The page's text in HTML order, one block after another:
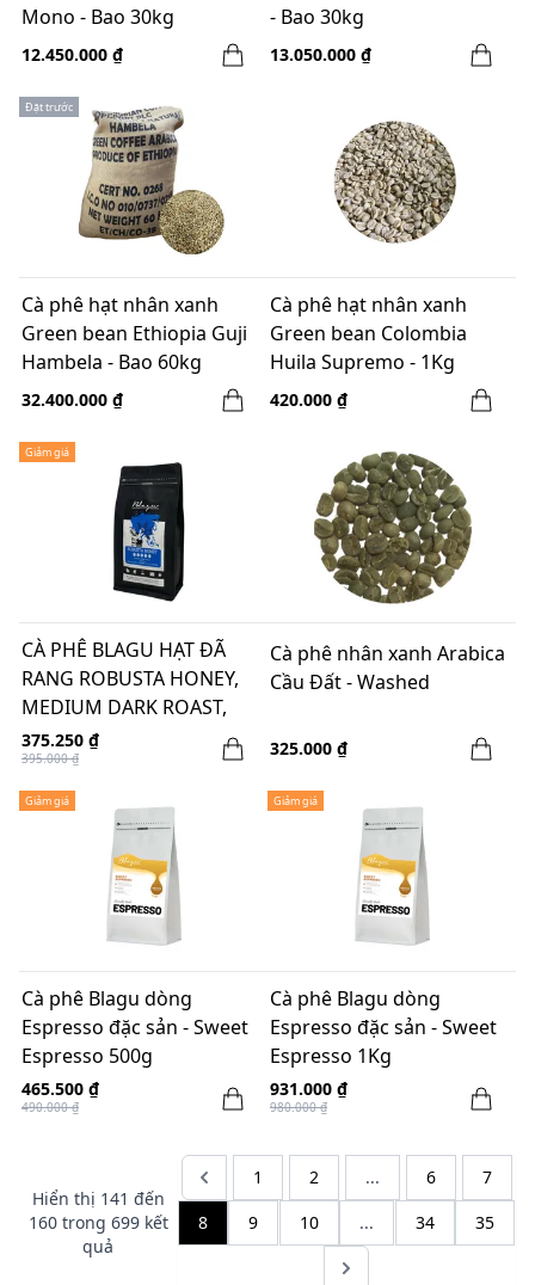
Mono - Bao 30kg
12.450.000 ₫
- Bao 30kg
13.050.000 ₫
Đặt trước
Cà phê hạt nhân xanh
Green bean Ethiopia Guji
Hambela - Bao 60kg
32.400.000 ₫
Cà phê hạt nhân xanh
Green bean Colombia
Huila Supremo - 1Kg
420.000 ₫
Giảm giá
CÀ PHÊ BLAGU HẠT ĐÃ
RANG ROBUSTA HONEY,
MEDIUM DARK ROAST,
1KG
375.250 ₫
395.000 ₫
Cà phê nhân xanh Arabica
Cầu Đất - Washed
325.000 ₫
Giảm giá
Cà phê Blagu dòng
Espresso đặc sản - Sweet
Espresso 500g
465.500 ₫
490.000 ₫
Giảm giá
Cà phê Blagu dòng
Espresso đặc sản - Sweet
Espresso 1Kg
931.000 ₫
980.000 ₫
Hiển thị 141 đến
160trong 699kết
quả
1 2 ... 6
7
8
9 10 ... 34 35